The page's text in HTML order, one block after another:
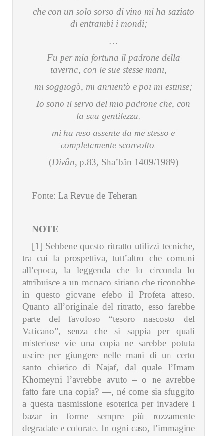
che con un solo sorso di vino mi ha saziato
di entrambi i mondi;
…
Fu per mia fortuna il padrone della
taverna, con le sue stesse mani,
mi soggiogò, mi annientò e poi mi estinse;
Io sono il servo del mio padrone che, con
la sua gentilezza,
mi ha reso assente da me stesso e
completamente sconvolto.
(Divân, p.83, Sha’bân 1409/1989)
Fonte: La Revue de Teheran
NOTE
[1] Sebbene questo ritratto utilizzi tecniche,
tra cui la prospettiva, tutt’altro che comuni
all’epoca, la leggenda che lo circonda lo
attribuisce a un monaco siriano che riconobbe
in questo giovane efebo il Profeta atteso.
Quanto all’originale del ritratto, esso farebbe
parte del favoloso “tesoro nascosto del
Vaticano”, senza che si sappia per quali
misteriose vie una copia ne sarebbe potuta
uscire per giungere nelle mani di un certo
santo chierico di Najaf, dal quale l’Imam
Khomeyni l’avrebbe avuto – o ne avrebbe
fatto fare una copia? —, né come sia sfuggito
a questa trasmissione esoterica per invadere i
bazar in forme sempre più rozzamente
degradate e colorate. In ogni caso, l’immagine